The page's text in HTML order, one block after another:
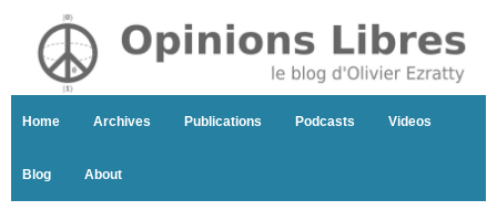
Home Archives Publications Podcasts Videos
Blog About